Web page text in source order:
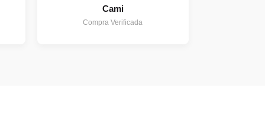
Cami
Compra Verificada